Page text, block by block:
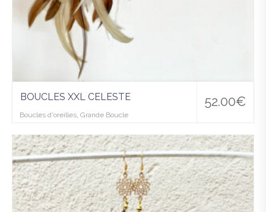
52.00€
BOUCLES XXL CELESTE
Boucles d'oreilles, Grande Boucle
Ajo
uter
à la
wis
hlist